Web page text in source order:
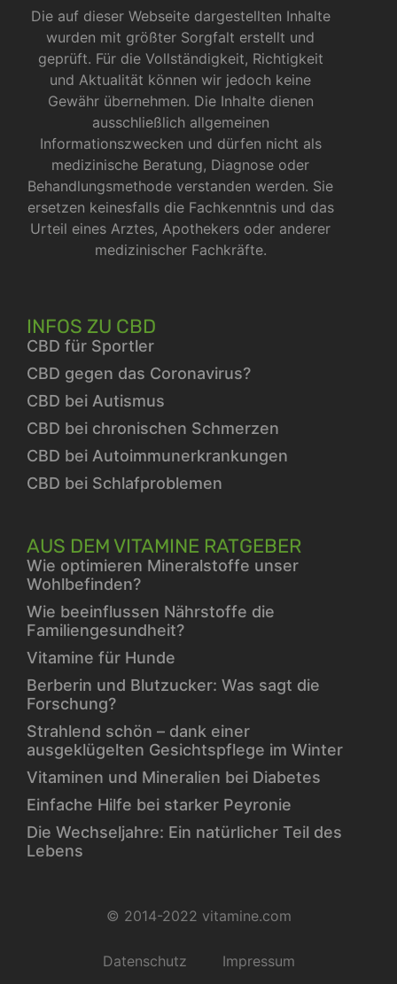
Die auf dieser Webseite dargestellten Inhalte
wurden mit größter Sorgfalt erstellt und
geprüft. Für die Vollständigkeit, Richtigkeit
und Aktualität können wir jedoch keine
Gewähr übernehmen. Die Inhalte dienen
ausschließlich allgemeinen
Informationszwecken und dürfen nicht als
medizinische Beratung, Diagnose oder
Behandlungsmethode verstanden werden. Sie
ersetzen keinesfalls die Fachkenntnis und das
Urteil eines Arztes, Apothekers oder anderer
medizinischer Fachkräfte.
INFOS ZU CBD
CBD für Sportler
CBD gegen das Coronavirus?
CBD bei Autismus
CBD bei chronischen Schmerzen
CBD bei Autoimmunerkrankungen
CBD bei Schlafproblemen
AUS DEM VITAMINE RATGEBER
Wie optimieren Mineralstoffe unser
Wohlbefinden?
Wie beeinflussen Nährstoffe die
Familiengesundheit?
Vitamine für Hunde
Berberin und Blutzucker: Was sagt die
Forschung?
Strahlend schön – dank einer
ausgeklügelten Gesichtspflege im Winter
Vitaminen und Mineralien bei Diabetes
Einfache Hilfe bei starker Peyronie
Die Wechseljahre: Ein natürlicher Teil des
Lebens
© 2014-2022 vitamine.com
Datenschutz Impressum